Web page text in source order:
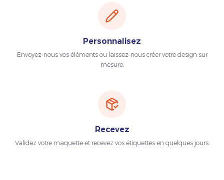
Personnalisez
Envoyez-nous vos éléments ou laissez-nous créer votre design sur
mesure.
Recevez
Validez votre maquette et recevez vos étiquettes en quelques jours.